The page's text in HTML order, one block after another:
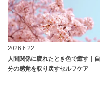
2026.6.22
人間関係に疲れたとき色で癒す｜自
分の感覚を取り戻すセルフケア